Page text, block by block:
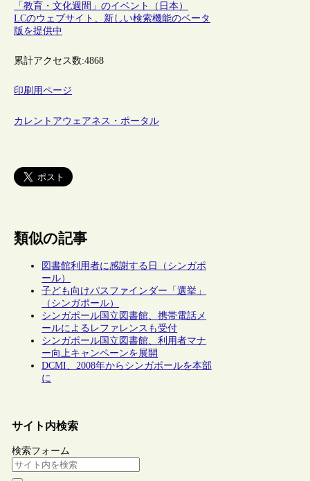
「教育・文化週間」のイベント（日本）
LCのウェブサイト、新しい検索機能のベータ
版を提供中
累計アクセス数:4868
印刷用ページ
カレントアウェアネス・ポータル
類似の記事
図書館利用者に感謝する日（シンガポ
ール）
子ども向けパスファインダー「選挙」
（シンガポール）
シンガポール国立図書館、携帯電話メ
ールによるレファレンスも受付
シンガポール国立図書館、利用者マナ
ー向上キャンペーンを展開
DCMI、2008年からシンガポールを本部
に
サイト内検索
検索フォーム